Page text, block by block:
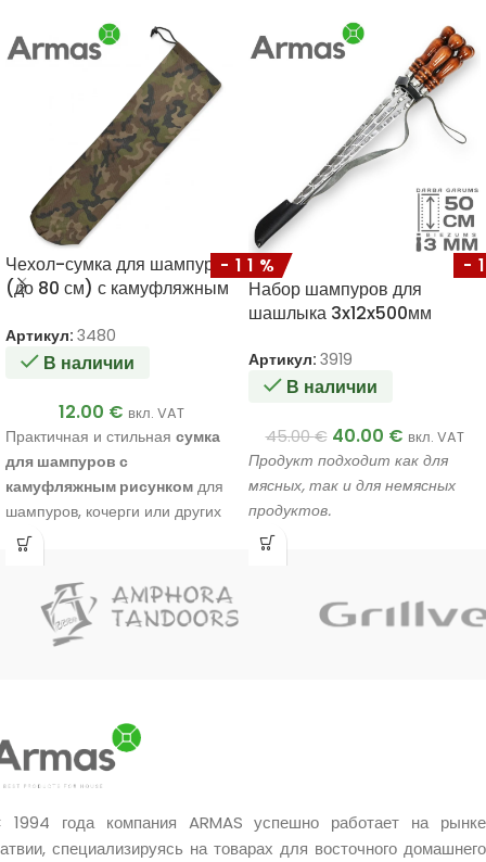
Чехол-сумка для шампуров
(до 80 см) с камуфляжным
Артикул: 3480
В наличии
12.00 € вкл. VAT
Практичная и стильная сумка
для шампуров с
камуфляжным рисунком для
шампуров, кочерги или других
аксессуаров для гриля длиной
-11%
Набор шампуров для
шашлыка 3x12x500мм
Артикул: 3919
В наличии
45.00€ 40.00 € вкл. VAT
Продукт подходит как для
мясных, так и для немясных
продуктов.
-
1994 года компания ARMAS успешно работает на рынке
специализируясь на товарах для восточного домашнего